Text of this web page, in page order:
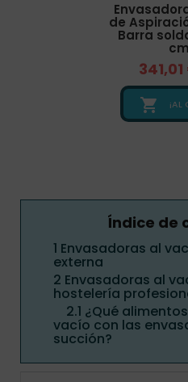
de
Barra
 ¡AL
Índice de
1 Envasadoras al
externa
2 Envasadoras al
hostelería
2.1 ¿Qué
vacío con las
succión?